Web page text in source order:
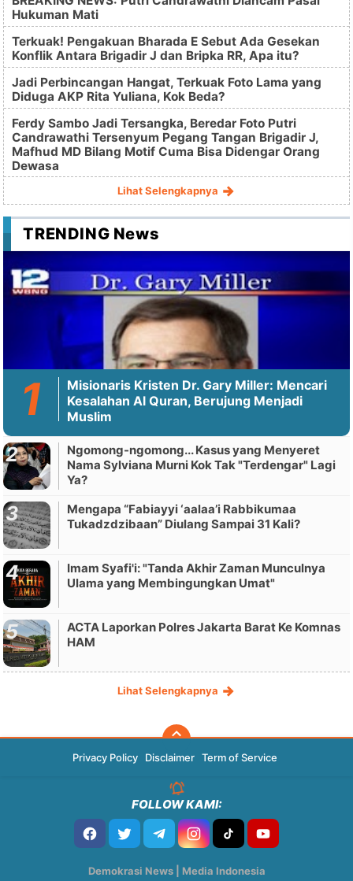
Hukuman Mati
Terkuak! Pengakuan Bharada E Sebut Ada Gesekan
Konflik Antara Brigadir J dan Bripka RR, Apa itu?
Jadi Perbincangan Hangat, Terkuak Foto Lama yang
Diduga AKP Rita Yuliana, Kok Beda?
Ferdy Sambo Jadi Tersangka, Beredar Foto Putri
Candrawathi Tersenyum Pegang Tangan Brigadir J,
Mafhud MD Bilang Motif Cuma Bisa Didengar Orang
Dewasa
Lihat Selengkapnya
TRENDING News
Misionaris Kristen Dr. Gary Miller: Mencari
Kesalahan Al Quran, Berujung Menjadi
Muslim
Ngomong-ngomong... Kasus yang Menyeret
Nama Sylviana Murni Kok Tak "Terdengar" Lagi
Ya?
Mengapa “Fabiayyi ‘aalaa’i Rabbikumaa
Tukadzdzibaan” Diulang Sampai 31 Kali?
Imam Syafi'i: "Tanda Akhir Zaman Munculnya
Ulama yang Membingungkan Umat"
ACTA Laporkan Polres Jakarta Barat Ke Komnas
HAM
Lihat Selengkapnya
Privacy Policy Disclaimer Term of Service
FOLLOW KAMI:
Demokrasi News | Media Indonesia